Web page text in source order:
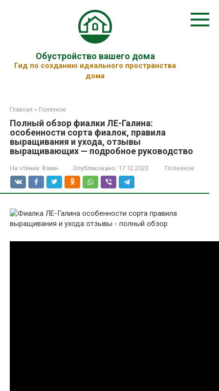
Обустройство вашего дома
Гид по созданию идеального пространства
дома
Главная » Полезное
Полный обзор фиалки ЛЕ-Галина:
особенности сорта фиалок, правила
выращивания и ухода, отзывы
выращивающих — подробное руководство
На чтение: 8 мин Опубликовано: 17.12.2023 Полезное